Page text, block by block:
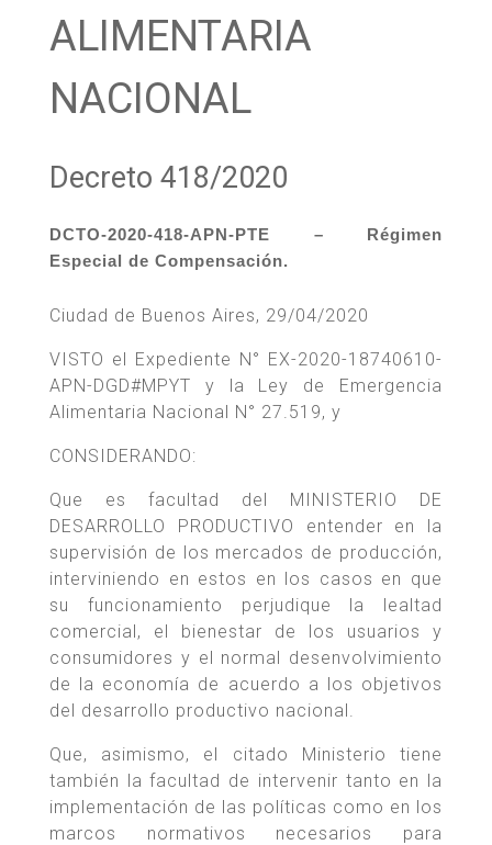
ALIMENTARIA
NACIONAL
Decreto 418/2020
DCTO-2020-418-APN-PTE – Régimen
Especial de Compensación.
Ciudad de Buenos Aires, 29/04/2020
VISTO el Expediente N° EX-2020-18740610-
APN-DGD#MPYT y la Ley de Emergencia
Alimentaria Nacional N° 27.519, y
CONSIDERANDO:
Que es facultad del MINISTERIO DE
DESARROLLO PRODUCTIVO entender en la
supervisión de los mercados de producción,
interviniendo en estos en los casos en que
su funcionamiento perjudique la lealtad
comercial, el bienestar de los usuarios y
consumidores y el normal desenvolvimiento
de la economía de acuerdo a los objetivos
del desarrollo productivo nacional.
Que, asimismo, el citado Ministerio tiene
también la facultad de intervenir tanto en la
implementación de las políticas como en los
marcos normativos necesarios para